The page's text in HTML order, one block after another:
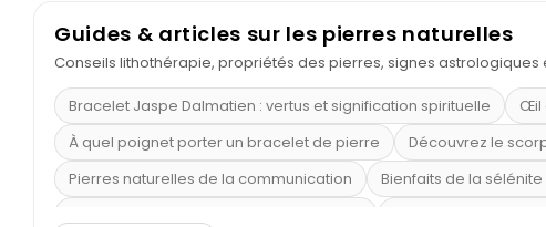
Guides & articles sur les pierres naturelles
Conseils lithothérapie, propriétés des pierres, signes
Bracelet Jaspe Dalmatien : vertus et signification spirituelle
Œil
À quel poignet porter un bracelet de pierre
Découvrez le
Pierres naturelles de la communication
Bienfaits de la